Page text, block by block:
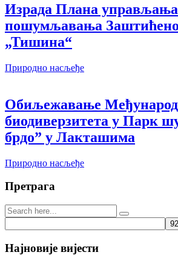
Израда Плана управљања
пошумљавања
„Тишина“
Природно насљеђе
Обиљежавање
биодиверзитета у Парк
брдо” у Лакташима
Природно насљеђе
Претрага
Најновије вијести